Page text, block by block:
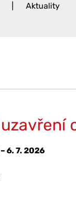
Aktuality
6. 7. 2026